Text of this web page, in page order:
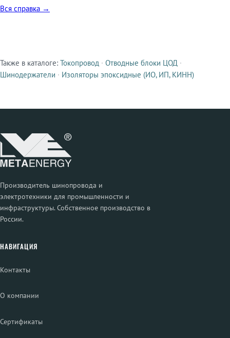
Вся справка →
Смежные продукты
Также в каталоге: Токопровод · Отводные блоки ЦОД ·
Шинодержатели · Изоляторы эпоксидные (ИО, ИП, КИНН)
Производитель шинопровода и
электротехники для промышленности и
инфраструктуры. Собственное производство в
России.
НАВИГАЦИЯ
Контакты
О компании
Сертификаты